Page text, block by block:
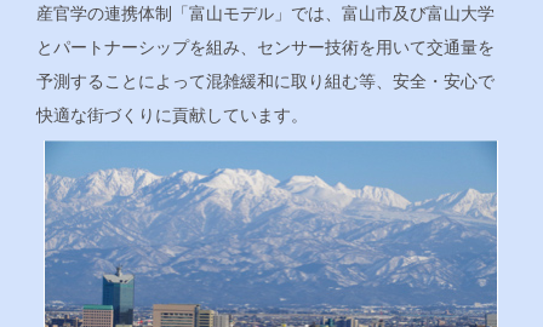
産官学の連携体制「富山モデル」では、富山市及び富山大学
とパートナーシップを組み、センサー技術を用いて交通量を
予測することによって混雑緩和に取り組む等、安全・安心で
快適な街づくりに貢献しています。